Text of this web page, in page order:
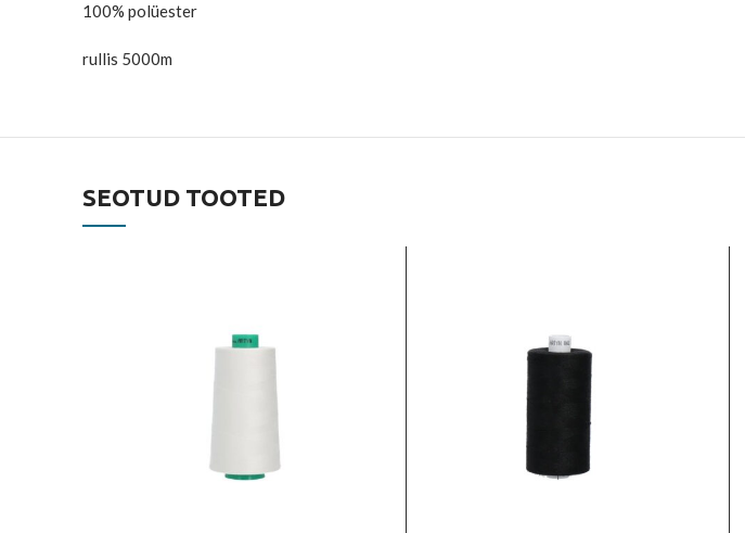
100% polüester
rullis 5000m
SEOTUD TOOTED